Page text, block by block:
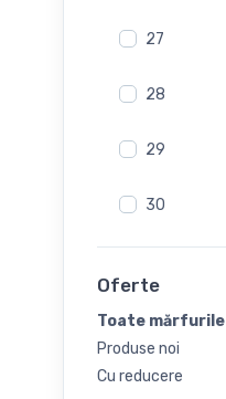
Sneakers
Șlapi
27
28
29
30
32
33
Oferte
Toate mărfurile
Produse noi
Cu reducere